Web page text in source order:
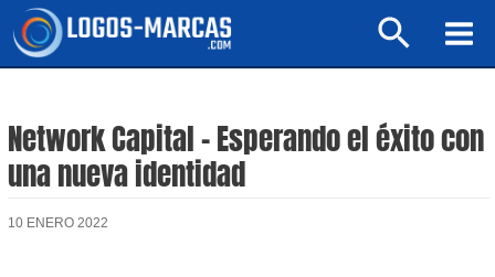
Buscar
Network Capital – Esperando el éxito con
una nueva identidad
10 ENERO 2022